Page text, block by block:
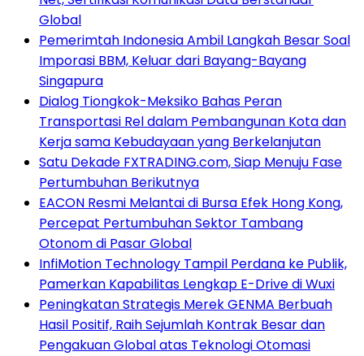
Global
Pemerimtah Indonesia Ambil Langkah Besar Soal
Imporasi BBM, Keluar dari Bayang-Bayang
Singapura
Dialog Tiongkok-Meksiko Bahas Peran
Transportasi Rel dalam Pembangunan Kota dan
Kerja sama Kebudayaan yang Berkelanjutan
Satu Dekade FXTRADING.com, Siap Menuju Fase
Pertumbuhan Berikutnya
EACON Resmi Melantai di Bursa Efek Hong Kong,
Percepat Pertumbuhan Sektor Tambang
Otonom di Pasar Global
InfiMotion Technology Tampil Perdana ke Publik,
Pamerkan Kapabilitas Lengkap E-Drive di Wuxi
Peningkatan Strategis Merek GENMA Berbuah
Hasil Positif, Raih Sejumlah Kontrak Besar dan
Pengakuan Global atas Teknologi Otomasi